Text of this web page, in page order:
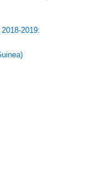
2019: